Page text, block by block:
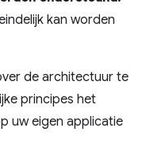
kan worden
de architectuur te
principes het
uw eigen applicatie